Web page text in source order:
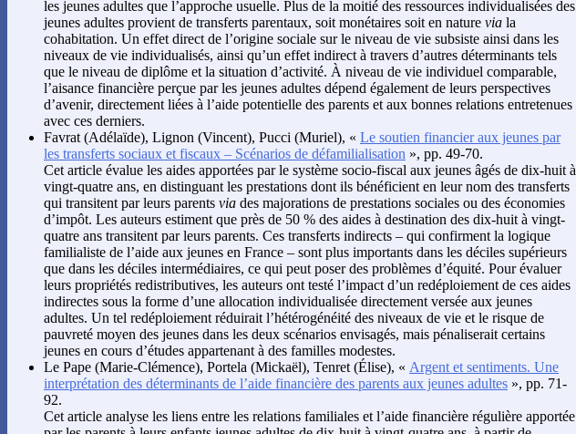
les jeunes adultes que l’approche usuelle. Plus de la moitié des ressources individualisées des
jeunes adultes provient de transferts parentaux, soit monétaires soit en nature via la
cohabitation. Un effet direct de l’origine sociale sur le niveau de vie subsiste ainsi dans les
niveaux de vie individualisés, ainsi qu’un effet indirect à travers d’autres déterminants tels
que le niveau de diplôme et la situation d’activité. À niveau de vie individuel comparable,
l’aisance financière perçue par les jeunes adultes dépend également de leurs perspectives
d’avenir, directement liées à l’aide potentielle des parents et aux bonnes relations entretenues
avec ces derniers.
Favrat (Adélaïde), Lignon (Vincent), Pucci (Muriel), « Le soutien financier aux jeunes par
les transferts sociaux et fiscaux – Scénarios de défamilialisation », pp. 49-70.
Cet article évalue les aides apportées par le système socio-fiscal aux jeunes âgés de dix-huit à
vingt-quatre ans, en distinguant les prestations dont ils bénéficient en leur nom des transferts
qui transitent par leurs parents via des majorations de prestations sociales ou des économies
d’impôt. Les auteurs estiment que près de 50 % des aides à destination des dix-huit à vingt-
quatre ans transitent par leurs parents. Ces transferts indirects – qui confirment la logique
familialiste de l’aide aux jeunes en France – sont plus importants dans les déciles supérieurs
que dans les déciles intermédiaires, ce qui peut poser des problèmes d’équité. Pour évaluer
leurs propriétés redistributives, les auteurs ont testé l’impact d’un redéploiement de ces aides
indirectes sous la forme d’une allocation individualisée directement versée aux jeunes
adultes. Un tel redéploiement réduirait l’hétérogénéité des niveaux de vie et le risque de
pauvreté moyen des jeunes dans les deux scénarios envisagés, mais pénaliserait certains
jeunes en cours d’études appartenant à des familles modestes.
Le Pape (Marie-Clémence), Portela (Mickaël), Tenret (Élise), « Argent et sentiments. Une
interprétation des déterminants de l’aide financière des parents aux jeunes adultes », pp. 71-
92.
Cet article analyse les liens entre les relations familiales et l’aide financière régulière apportée